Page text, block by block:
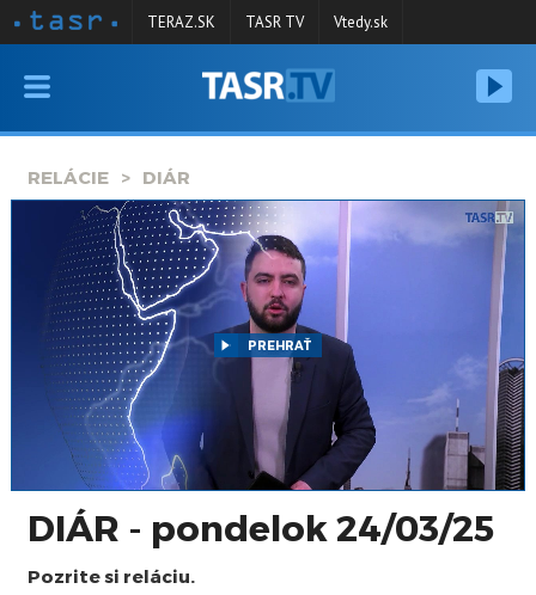
VYSIELANIE
SPRAVODAJSTVO
KONTAKT
ARCHÍV
TERAZ.SK TASR TV Vtedy.sk
RELÁCIE DIÁR
PREHRAŤ
DIÁR - pondelok 24/03/25
Pozrite si reláciu.